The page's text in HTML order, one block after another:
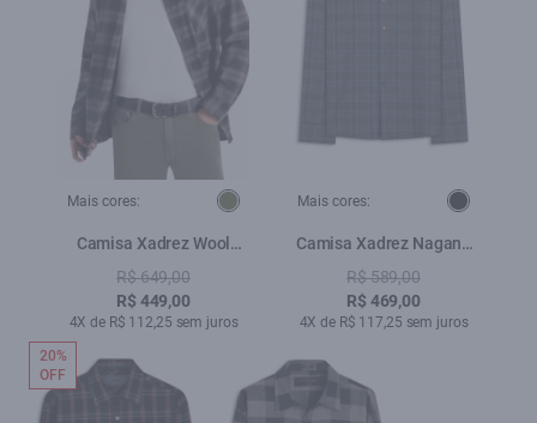
Mais cores:
Camisa Xadrez Wool
Touch Norway Loose Irish
Floresta
R$ 649,00
R$ 449,00
4X de R$ 112,25 sem juros
Mais cores:
Camisa Xadrez Nagano
Classic Cinza Medio
R$ 589,00
R$ 469,00
4X de R$ 117,25 sem juros
20%
OFF